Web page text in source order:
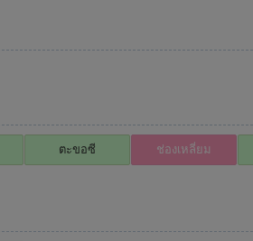
ตะขอซี ช่องเหลี่ยม